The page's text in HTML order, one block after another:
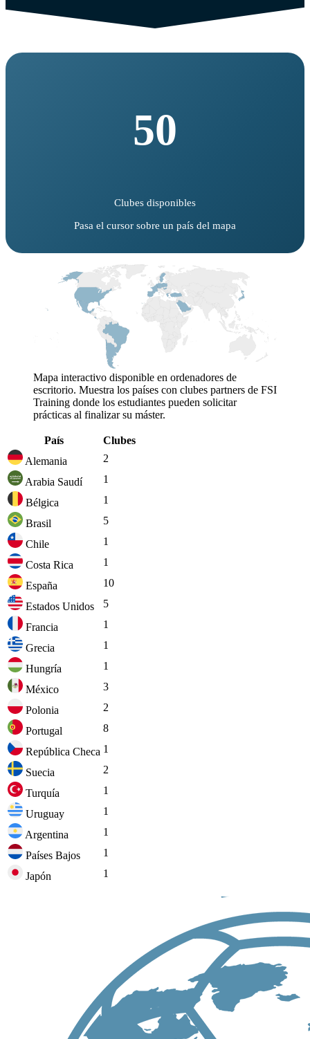
50
Clubes disponibles
Pasa el cursor sobre un país del mapa
Mapa interactivo disponible en ordenadores de
escritorio. Muestra los países con clubes partners de FSI
Training donde los estudiantes pueden solicitar
prácticas al finalizar su máster.
País
Clubes
Alemania
2
Arabia Saudí
1
Bélgica
1
Brasil
5
Chile
1
Costa Rica
1
España
10
Estados Unidos
5
Francia
1
Grecia
1
Hungría
1
México
3
Polonia
2
Portugal
8
República Checa 1
Suecia
2
Turquía
1
Uruguay
1
Argentina
1
Países Bajos
1
Japón
1